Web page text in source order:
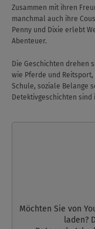
Zusammen mit ihren
manchmal auch ihre
Penny und Dixie erlebt
Abenteuer.
Die Geschichten drehen
wie Pferde und
Schule, soziale Belange
Detektivgeschichten sind
Möchten Sie von
laden?